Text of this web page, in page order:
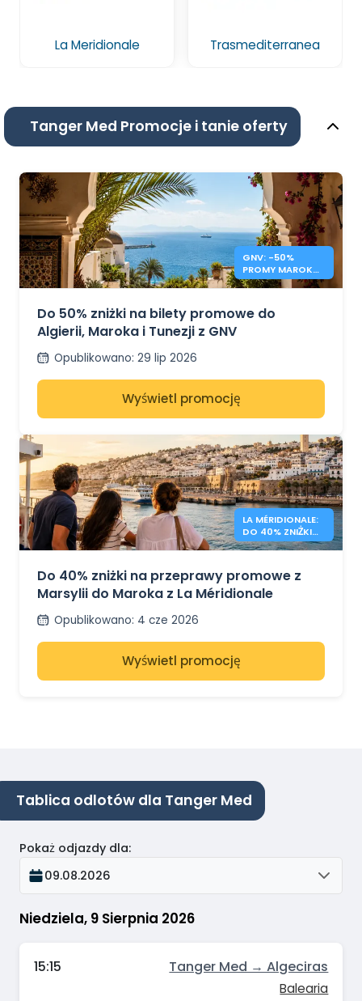
La Meridionale Trasmediterranea
Tanger Med Promocje i tanie oferty
GNV: -50%
PROMY MAROKO,
TUNEZJA,
Do 50% zniżki na bilety promowe do
Algierii, Maroka i Tunezji z GNV
Opublikowano: 29 lip 2026
Wyświetl promocję
LA MÉRIDIONALE:
DO 40% ZNIŻKI
NA LOTY DO
Do 40% zniżki na przeprawy promowe z
Marsylii do Maroka z La Méridionale
Opublikowano: 4 cze 2026
Wyświetl promocję
Tablica odlotów dla Tanger Med
Niedziela, 9 Sierpnia 2026
Pokaż odjazdy dla:
09.08.2026
15:15 Tanger Med → Algeciras
Balearia